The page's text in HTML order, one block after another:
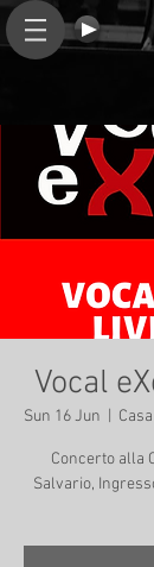
Vocal
Sun 16 Jun
Concerto alla
Salvario,